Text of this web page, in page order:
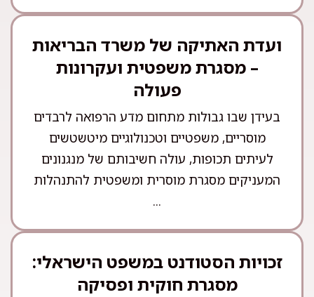
ועדת האתיקה של משרד הבריאות
– מסגרת משפטית ועקרונות
פעולה
בעידן שבו גבולות מתחום מדע הרפואה לרבדים
מוסריים, משפטיים וטכנולוגיים מיטשטשים
לעיתים תכופות, עולה חשיבותם של מנגנונים
המעניקים מסגרת מוסרית ומשפטית להתנהלות
...
זכויות הסטודנט במשפט הישראלי:
מסגרת חוקית ופסיקה